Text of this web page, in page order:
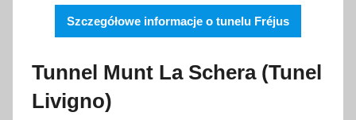
Szczegółowe informacje o tunelu Fréjus
Tunnel Munt La Schera (Tunel
Livigno)